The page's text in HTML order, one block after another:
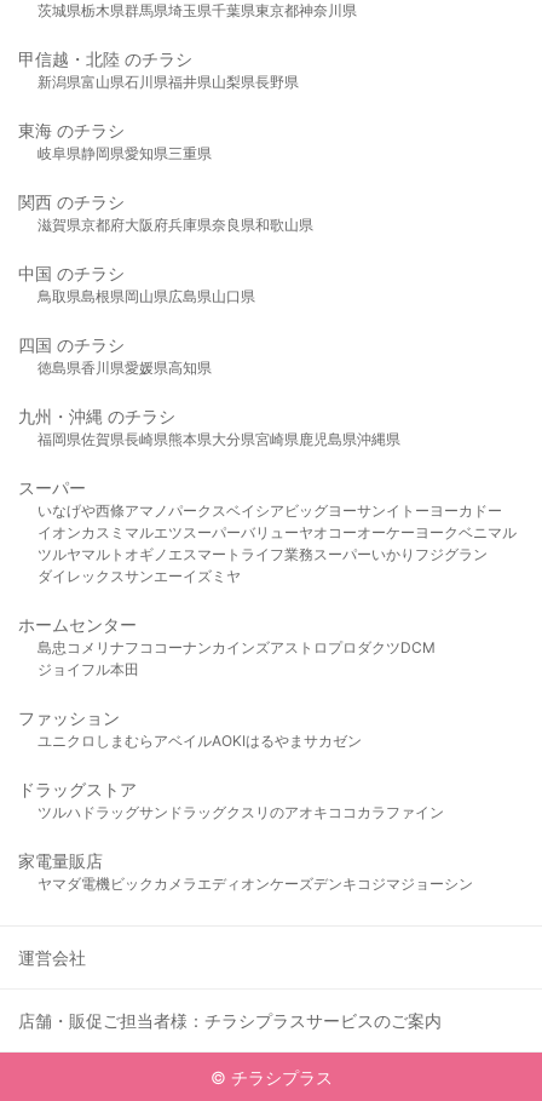
茨城県栃木県群馬県埼玉県千葉県東京都神奈川県
甲信越・北陸 のチラシ
新潟県富山県石川県福井県山梨県長野県
東海 のチラシ
岐阜県静岡県愛知県三重県
関西 のチラシ
滋賀県京都府大阪府兵庫県奈良県和歌山県
中国 のチラシ
鳥取県島根県岡山県広島県山口県
四国 のチラシ
徳島県香川県愛媛県高知県
九州・沖縄 のチラシ
福岡県佐賀県長崎県熊本県大分県宮崎県鹿児島県沖縄県
スーパー
いなげや西條アマノパークスベイシア ビッグヨーサンイトーヨーカドー
イオンカスミ マルエツスーパーバリューヤオコーオーケー ヨークベニマル
ツルヤマルト オギノ エスマート ライフ業務スーパーいかり フジグラン
ダイレックスサンエーイズミヤ
ホームセンター
島忠 コメリ ナフコ コーナンカインズアストロプロダクツDCM
ジョイフル本田
ファッション
ユニクロ しまむら アベイルAOKIはるやま サカゼン
ドラッグストア
ツルハドラッグサンドラッグクスリのアオキ ココカラファイン
家電量販店
ヤマダ電機ビックカメラ エディオンケーズデンキ コジマジョーシン
運営会社
店舗・販促ご担当者様：チラシプラスサービスのご案内
© チラシプラス